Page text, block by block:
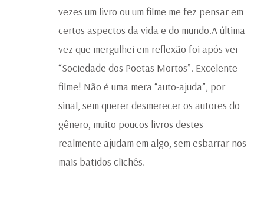
vezes um livro ou um filme me fez pensar em
certos aspectos da vida e do mundo.A última
vez que mergulhei em reflexão foi após ver
“Sociedade dos Poetas Mortos”. Excelente
filme! Não é uma mera “auto-ajuda”, por
sinal, sem querer desmerecer os autores do
gênero, muito poucos livros destes
realmente ajudam em algo, sem esbarrar nos
mais batidos clichês.